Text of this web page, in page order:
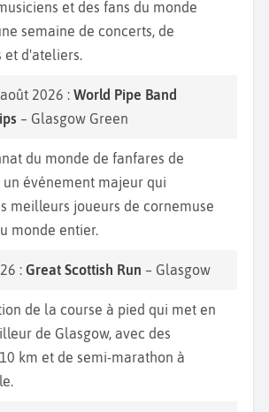
et des fans du monde
semaine de concerts, de
et d'ateliers.
2026 : World Pipe Band
– Glasgow Green
du monde de fanfares de
un événement majeur qui
meilleurs joueurs de cornemuse
monde entier.
: Great Scottish Run – Glasgow
de la course à pied qui met en
de Glasgow, avec des
km et de semi-marathon à